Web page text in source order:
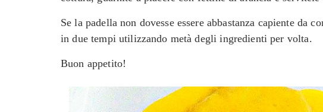
Se la padella non dovesse essere abbastanza capiente da
in due tempi utilizzando metà degli ingredienti per volta.
Buon appetito!